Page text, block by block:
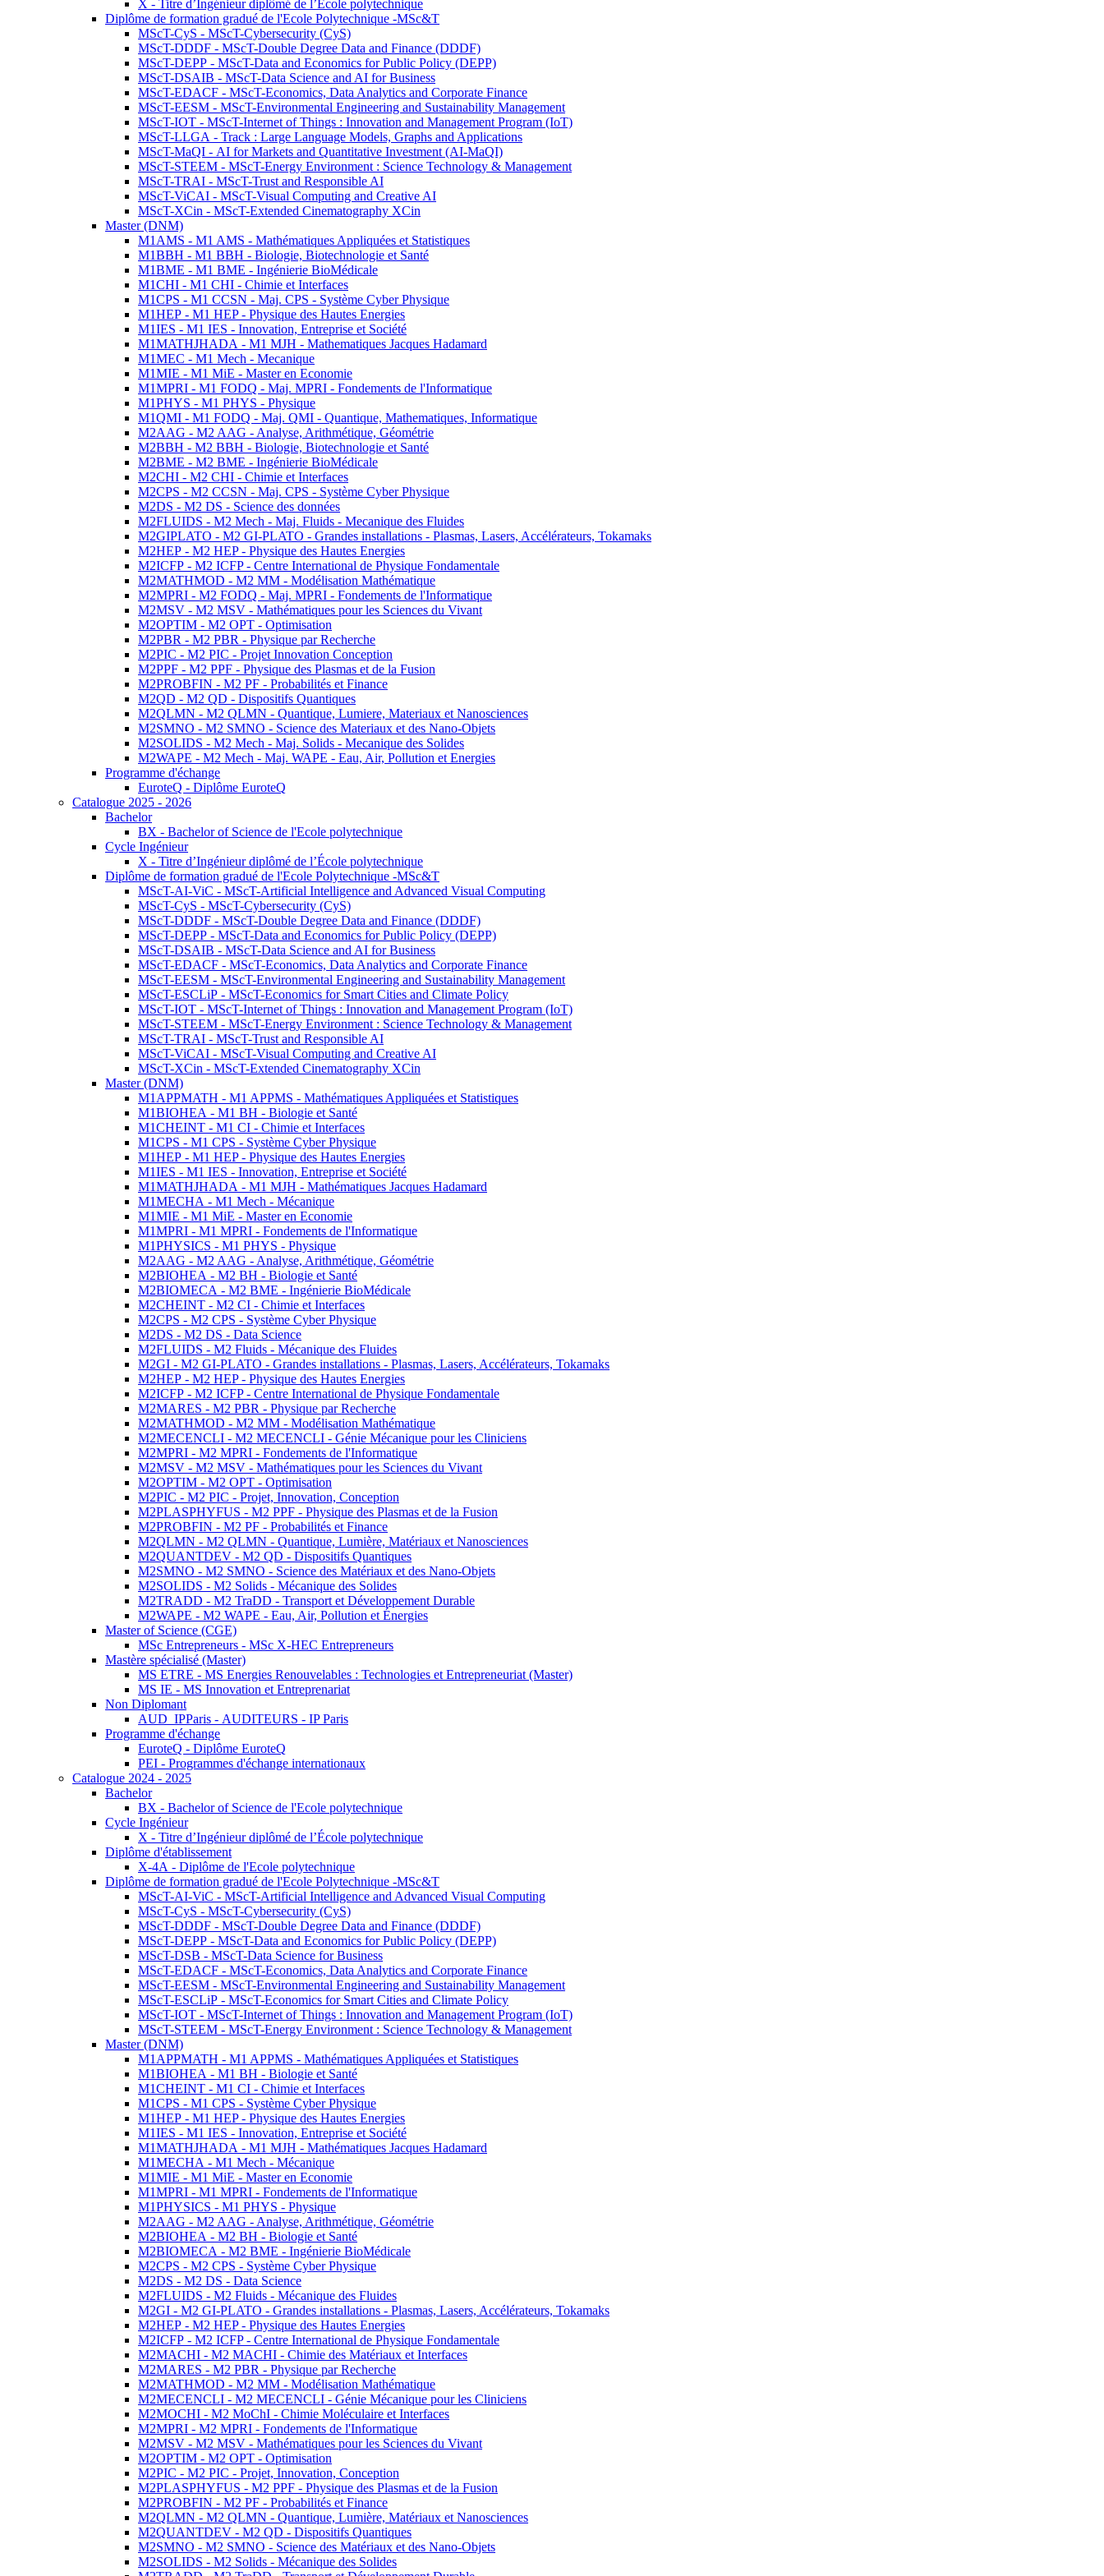
X - Titre d’Ingénieur diplômé de l’École polytechnique
Diplôme de formation gradué de l'Ecole Polytechnique -MSc&T
MScT-CyS - MScT-Cybersecurity (CyS)
MScT-DDDF - MScT-Double Degree Data and Finance (DDDF)
MScT-DEPP - MScT-Data and Economics for Public Policy (DEPP)
MScT-DSAIB - MScT-Data Science and AI for Business
MScT-EDACF - MScT-Economics, Data Analytics and Corporate Finance
MScT-EESM - MScT-Environmental Engineering and Sustainability Management
MScT-IOT - MScT-Internet of Things : Innovation and Management Program (IoT)
MScT-LLGA - Track : Large Language Models, Graphs and Applications
MScT-MaQI - AI for Markets and Quantitative Investment (AI-MaQI)
MScT-STEEM - MScT-Energy Environment : Science Technology & Management
MScT-TRAI - MScT-Trust and Responsible AI
MScT-ViCAI - MScT-Visual Computing and Creative AI
MScT-XCin - MScT-Extended Cinematography XCin
Master (DNM)
M1AMS - M1 AMS - Mathématiques Appliquées et Statistiques
M1BBH - M1 BBH - Biologie, Biotechnologie et Santé
M1BME - M1 BME - Ingénierie BioMédicale
M1CHI - M1 CHI - Chimie et Interfaces
M1CPS - M1 CCSN - Maj. CPS - Système Cyber Physique
M1HEP - M1 HEP - Physique des Hautes Energies
M1IES - M1 IES - Innovation, Entreprise et Société
M1MATHJHADA - M1 MJH - Mathematiques Jacques Hadamard
M1MEC - M1 Mech - Mecanique
M1MIE - M1 MiE - Master en Economie
M1MPRI - M1 FODQ - Maj. MPRI - Fondements de l'Informatique
M1PHYS - M1 PHYS - Physique
M1QMI - M1 FODQ - Maj. QMI - Quantique, Mathematiques, Informatique
M2AAG - M2 AAG - Analyse, Arithmétique, Géométrie
M2BBH - M2 BBH - Biologie, Biotechnologie et Santé
M2BME - M2 BME - Ingénierie BioMédicale
M2CHI - M2 CHI - Chimie et Interfaces
M2CPS - M2 CCSN - Maj. CPS - Système Cyber Physique
M2DS - M2 DS - Science des données
M2FLUIDS - M2 Mech - Maj. Fluids - Mecanique des Fluides
M2GIPLATO - M2 GI-PLATO - Grandes installations - Plasmas, Lasers, Accélérateurs, Tokamaks
M2HEP - M2 HEP - Physique des Hautes Energies
M2ICFP - M2 ICFP - Centre International de Physique Fondamentale
M2MATHMOD - M2 MM - Modélisation Mathématique
M2MPRI - M2 FODQ - Maj. MPRI - Fondements de l'Informatique
M2MSV - M2 MSV - Mathématiques pour les Sciences du Vivant
M2OPTIM - M2 OPT - Optimisation
M2PBR - M2 PBR - Physique par Recherche
M2PIC - M2 PIC - Projet Innovation Conception
M2PPF - M2 PPF - Physique des Plasmas et de la Fusion
M2PROBFIN - M2 PF - Probabilités et Finance
M2QD - M2 QD - Dispositifs Quantiques
M2QLMN - M2 QLMN - Quantique, Lumiere, Materiaux et Nanosciences
M2SMNO - M2 SMNO - Science des Materiaux et des Nano-Objets
M2SOLIDS - M2 Mech - Maj. Solids - Mecanique des Solides
M2WAPE - M2 Mech - Maj. WAPE - Eau, Air, Pollution et Energies
Programme d'échange
EuroteQ - Diplôme EuroteQ
Catalogue 2025 - 2026
Bachelor
BX - Bachelor of Science de l'Ecole polytechnique
Cycle Ingénieur
X - Titre d’Ingénieur diplômé de l’École polytechnique
Diplôme de formation gradué de l'Ecole Polytechnique -MSc&T
MScT-AI-ViC - MScT-Artificial Intelligence and Advanced Visual Computing
MScT-CyS - MScT-Cybersecurity (CyS)
MScT-DDDF - MScT-Double Degree Data and Finance (DDDF)
MScT-DEPP - MScT-Data and Economics for Public Policy (DEPP)
MScT-DSAIB - MScT-Data Science and AI for Business
MScT-EDACF - MScT-Economics, Data Analytics and Corporate Finance
MScT-EESM - MScT-Environmental Engineering and Sustainability Management
MScT-ESCLiP - MScT-Economics for Smart Cities and Climate Policy
MScT-IOT - MScT-Internet of Things : Innovation and Management Program (IoT)
MScT-STEEM - MScT-Energy Environment : Science Technology & Management
MScT-TRAI - MScT-Trust and Responsible AI
MScT-ViCAI - MScT-Visual Computing and Creative AI
MScT-XCin - MScT-Extended Cinematography XCin
Master (DNM)
M1APPMATH - M1 APPMS - Mathématiques Appliquées et Statistiques
M1BIOHEA - M1 BH - Biologie et Santé
M1CHEINT - M1 CI - Chimie et Interfaces
M1CPS - M1 CPS - Système Cyber Physique
M1HEP - M1 HEP - Physique des Hautes Energies
M1IES - M1 IES - Innovation, Entreprise et Société
M1MATHJHADA - M1 MJH - Mathématiques Jacques Hadamard
M1MECHA - M1 Mech - Mécanique
M1MIE - M1 MiE - Master en Economie
M1MPRI - M1 MPRI - Fondements de l'Informatique
M1PHYSICS - M1 PHYS - Physique
M2AAG - M2 AAG - Analyse, Arithmétique, Géométrie
M2BIOHEA - M2 BH - Biologie et Santé
M2BIOMECA - M2 BME - Ingénierie BioMédicale
M2CHEINT - M2 CI - Chimie et Interfaces
M2CPS - M2 CPS - Système Cyber Physique
M2DS - M2 DS - Data Science
M2FLUIDS - M2 Fluids - Mécanique des Fluides
M2GI - M2 GI-PLATO - Grandes installations - Plasmas, Lasers, Accélérateurs, Tokamaks
M2HEP - M2 HEP - Physique des Hautes Energies
M2ICFP - M2 ICFP - Centre International de Physique Fondamentale
M2MARES - M2 PBR - Physique par Recherche
M2MATHMOD - M2 MM - Modélisation Mathématique
M2MECENCLI - M2 MECENCLI - Génie Mécanique pour les Cliniciens
M2MPRI - M2 MPRI - Fondements de l'Informatique
M2MSV - M2 MSV - Mathématiques pour les Sciences du Vivant
M2OPTIM - M2 OPT - Optimisation
M2PIC - M2 PIC - Projet, Innovation, Conception
M2PLASPHYFUS - M2 PPF - Physique des Plasmas et de la Fusion
M2PROBFIN - M2 PF - Probabilités et Finance
M2QLMN - M2 QLMN - Quantique, Lumière, Matériaux et Nanosciences
M2QUANTDEV - M2 QD - Dispositifs Quantiques
M2SMNO - M2 SMNO - Science des Matériaux et des Nano-Objets
M2SOLIDS - M2 Solids - Mécanique des Solides
M2TRADD - M2 TraDD - Transport et Développement Durable
M2WAPE - M2 WAPE - Eau, Air, Pollution et Énergies
Master of Science (CGE)
MSc Entrepreneurs - MSc X-HEC Entrepreneurs
Mastère spécialisé (Master)
MS ETRE - MS Energies Renouvelables : Technologies et Entrepreneuriat (Master)
MS IE - MS Innovation et Entreprenariat
Non Diplomant
AUD_IPParis - AUDITEURS - IP Paris
Programme d'échange
EuroteQ - Diplôme EuroteQ
PEI - Programmes d'échange internationaux
Catalogue 2024 - 2025
Bachelor
BX - Bachelor of Science de l'Ecole polytechnique
Cycle Ingénieur
X - Titre d’Ingénieur diplômé de l’École polytechnique
Diplôme d'établissement
X-4A - Diplôme de l'Ecole polytechnique
Diplôme de formation gradué de l'Ecole Polytechnique -MSc&T
MScT-AI-ViC - MScT-Artificial Intelligence and Advanced Visual Computing
MScT-CyS - MScT-Cybersecurity (CyS)
MScT-DDDF - MScT-Double Degree Data and Finance (DDDF)
MScT-DEPP - MScT-Data and Economics for Public Policy (DEPP)
MScT-DSB - MScT-Data Science for Business
MScT-EDACF - MScT-Economics, Data Analytics and Corporate Finance
MScT-EESM - MScT-Environmental Engineering and Sustainability Management
MScT-ESCLiP - MScT-Economics for Smart Cities and Climate Policy
MScT-IOT - MScT-Internet of Things : Innovation and Management Program (IoT)
MScT-STEEM - MScT-Energy Environment : Science Technology & Management
Master (DNM)
M1APPMATH - M1 APPMS - Mathématiques Appliquées et Statistiques
M1BIOHEA - M1 BH - Biologie et Santé
M1CHEINT - M1 CI - Chimie et Interfaces
M1CPS - M1 CPS - Système Cyber Physique
M1HEP - M1 HEP - Physique des Hautes Energies
M1IES - M1 IES - Innovation, Entreprise et Société
M1MATHJHADA - M1 MJH - Mathématiques Jacques Hadamard
M1MECHA - M1 Mech - Mécanique
M1MIE - M1 MiE - Master en Economie
M1MPRI - M1 MPRI - Fondements de l'Informatique
M1PHYSICS - M1 PHYS - Physique
M2AAG - M2 AAG - Analyse, Arithmétique, Géométrie
M2BIOHEA - M2 BH - Biologie et Santé
M2BIOMECA - M2 BME - Ingénierie BioMédicale
M2CPS - M2 CPS - Système Cyber Physique
M2DS - M2 DS - Data Science
M2FLUIDS - M2 Fluids - Mécanique des Fluides
M2GI - M2 GI-PLATO - Grandes installations - Plasmas, Lasers, Accélérateurs, Tokamaks
M2HEP - M2 HEP - Physique des Hautes Energies
M2ICFP - M2 ICFP - Centre International de Physique Fondamentale
M2MACHI - M2 MACHI - Chimie des Matériaux et Interfaces
M2MARES - M2 PBR - Physique par Recherche
M2MATHMOD - M2 MM - Modélisation Mathématique
M2MECENCLI - M2 MECENCLI - Génie Mécanique pour les Cliniciens
M2MOCHI - M2 MoChI - Chimie Moléculaire et Interfaces
M2MPRI - M2 MPRI - Fondements de l'Informatique
M2MSV - M2 MSV - Mathématiques pour les Sciences du Vivant
M2OPTIM - M2 OPT - Optimisation
M2PIC - M2 PIC - Projet, Innovation, Conception
M2PLASPHYFUS - M2 PPF - Physique des Plasmas et de la Fusion
M2PROBFIN - M2 PF - Probabilités et Finance
M2QLMN - M2 QLMN - Quantique, Lumière, Matériaux et Nanosciences
M2QUANTDEV - M2 QD - Dispositifs Quantiques
M2SMNO - M2 SMNO - Science des Matériaux et des Nano-Objets
M2SOLIDS - M2 Solids - Mécanique des Solides